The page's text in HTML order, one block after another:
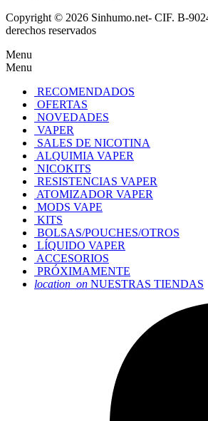
Copyright © 2026 Sinhumo.net- CIF. B-
derechos reservados
Menu
Menu
RECOMENDADOS
OFERTAS
NOVEDADES
VAPER
SALES DE NICOTINA
ALQUIMIA VAPER
NICOKITS
RESISTENCIAS VAPER
ATOMIZADOR VAPER
MODS VAPE
KITS
BOLSAS/POUCHES/OTROS
LÍQUIDO VAPER
ACCESORIOS
PRÓXIMAMENTE
location_on NUESTRAS TIENDAS